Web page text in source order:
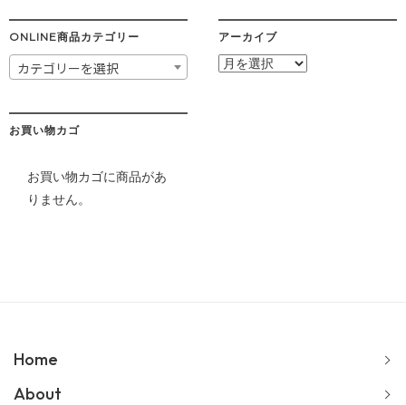
ONLINE商品カテゴリー
カテゴリーを選択
アーカイブ
ア
お買い物カゴ
お買い物カゴに商品があ
りません。
Home
About